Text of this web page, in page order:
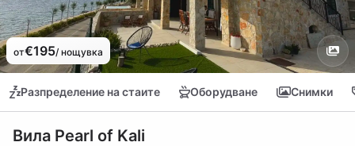
от€195/ нощувка
Разпределение на стаите Оборудване Снимки
Вила Pearl of Kali